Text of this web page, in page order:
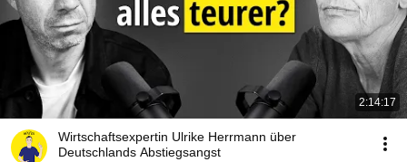
2:14:17
Wirtschaftsexpertin Ulrike Herrmann über
Deutschlands Abstiegsangst